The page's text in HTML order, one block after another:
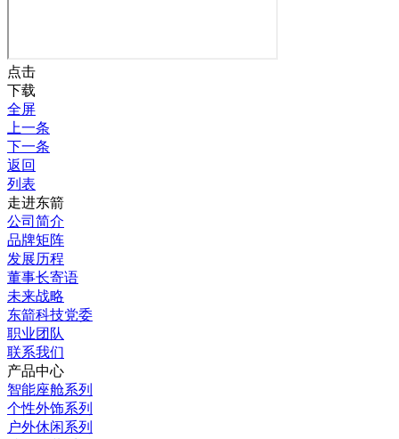
点击
下载
全屏
上一条
下一条
返回
列表
走进东箭
公司简介
品牌矩阵
发展历程
董事长寄语
未来战略
东箭科技党委
职业团队
联系我们
产品中心
智能座舱系列
个性外饰系列
户外休闲系列